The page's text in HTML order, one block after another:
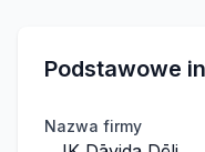
Podstawowe
Nazwa firmy